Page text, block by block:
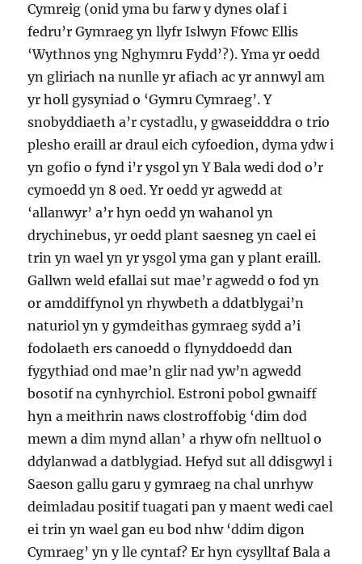
Cymreig (onid yma bu farw y dynes olaf i
fedru’r Gymraeg yn llyfr Islwyn Ffowc Ellis
‘Wythnos yng Nghymru Fydd’?). Yma yr oedd
yn gliriach na nunlle yr afiach ac yr annwyl am
yr holl gysyniad o ‘Gymru Cymraeg’. Y
snobyddiaeth a’r cystadlu, y gwaseidddra o trio
plesho eraill ar draul eich cyfoedion, dyma ydw i
yn gofio o fynd i’r ysgol yn Y Bala wedi dod o’r
cymoedd yn 8 oed. Yr oedd yr agwedd at
‘allanwyr’ a’r hyn oedd yn wahanol yn
drychinebus, yr oedd plant saesneg yn cael ei
trin yn wael yn yr ysgol yma gan y plant eraill.
Gallwn weld efallai sut mae’r agwedd o fod yn
or amddiffynol yn rhywbeth a ddatblygai’n
naturiol yn y gymdeithas gymraeg sydd a’i
fodolaeth ers canoedd o flynyddoedd dan
fygythiad ond mae’n glir nad yw’n agwedd
bosotif na cynhyrchiol. Estroni pobol gwnaiff
hyn a meithrin naws clostroffobig ‘dim dod
mewn a dim mynd allan’ a rhyw ofn nelltuol o
ddylanwad a datblygiad. Hefyd sut all ddisgwyl i
Saeson gallu garu y gymraeg na chal unrhyw
deimladau positif tuagati pan y maent wedi cael
ei trin yn wael gan eu bod nhw ‘ddim digon
Cymraeg’ yn y lle cyntaf? Er hyn cysylltaf Bala a